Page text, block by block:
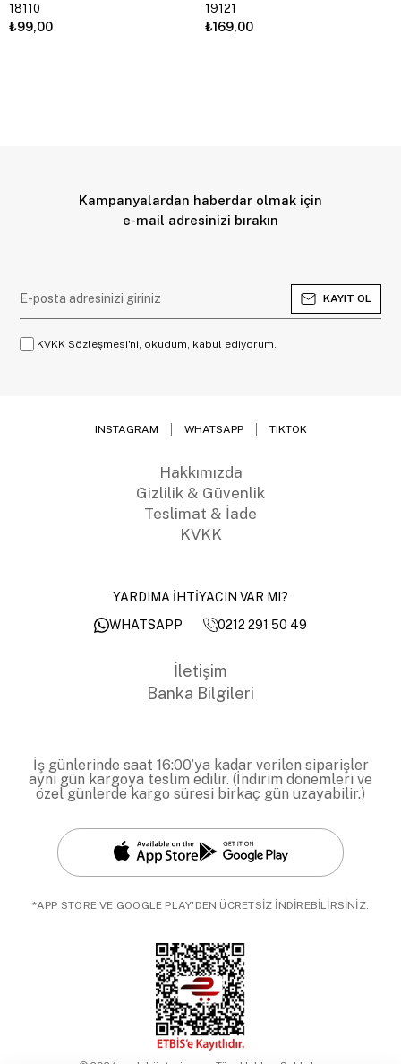
18110
₺99,00
19121
₺169,00
Kampanyalardan haberdar olmak için
e-mail adresinizi bırakın
KAYIT OL
KVKK Sözleşmesi'ni, okudum, kabul ediyorum.
INSTAGRAM WHATSAPP TIKTOK
Hakkımızda
Gizlilik & Güvenlik
Teslimat & İade
KVKK
YARDIMA İHTİYACIN VAR MI?
WHATSAPP
0212 291 50 49
İletişim
Banka Bilgileri
İş günlerinde saat 16:00’ya kadar verilen siparişler
aynı gün kargoya teslim edilir. (İndirim dönemleri ve
özel günlerde kargo süresi birkaç gün uzayabilir.)
*APP STORE VE GOOGLE PLAY'DEN ÜCRETSİZ İNDİREBİLİRSİNİZ.